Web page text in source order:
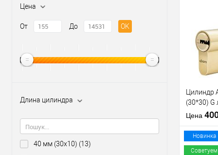
Цена
От До OK
Длина цилиндра
40 мм (30x10) (13)
Цилиндр
(30*30) G
5 ключей
Цена
Новинка
Советуем